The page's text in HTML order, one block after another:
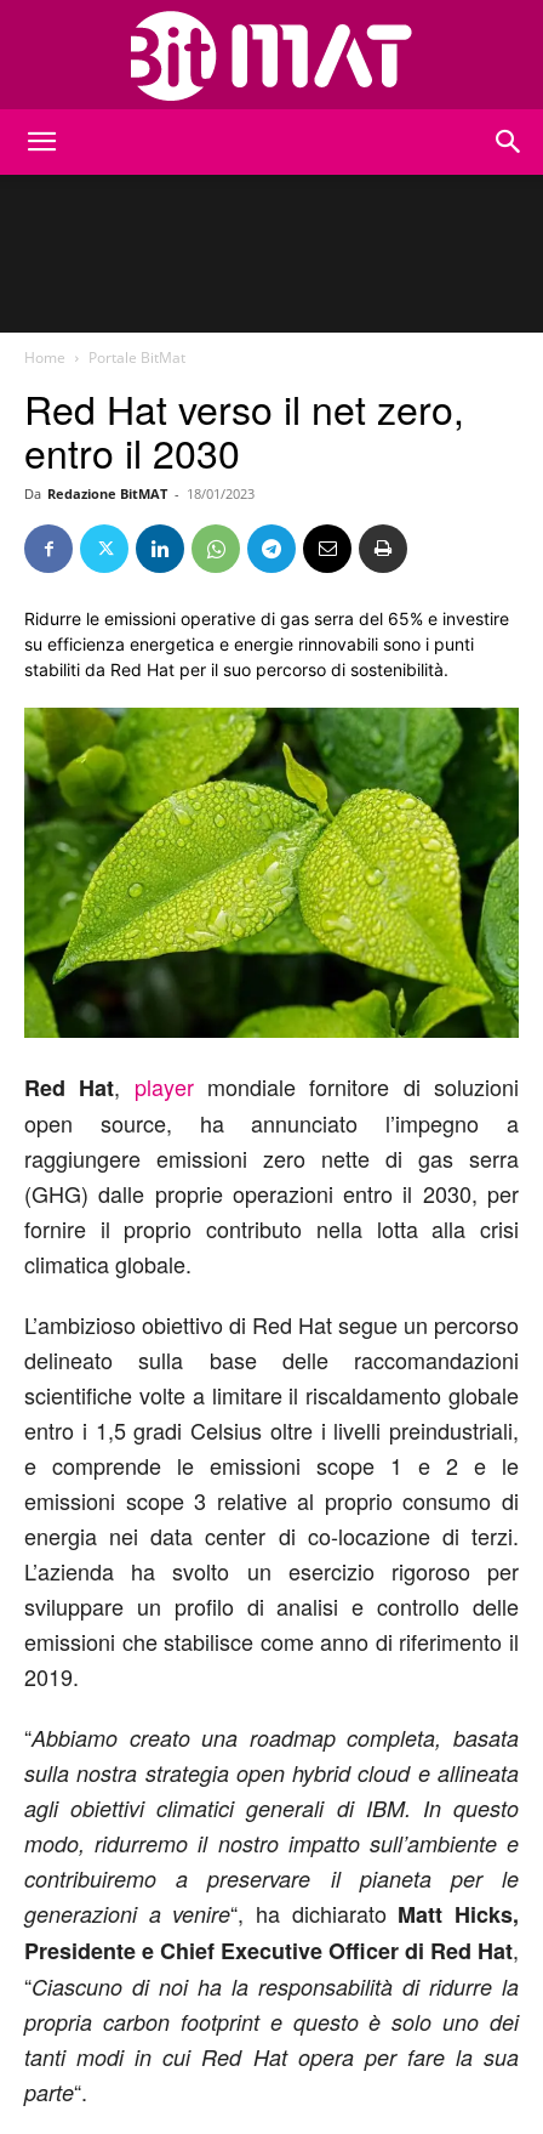
Home Portale BitMat
Red Hat verso il net zero,
entro il 2030
Da Redazione BitMAT - 18/01/2023
Ridurre le emissioni operative di gas serra del 65% e investire
su efficienza energetica e energie rinnovabili sono i punti
stabiliti da Red Hat per il suo percorso di sostenibilità.
Red Hat, playermondiale fornitore di soluzioni
open source, ha annunciato l’impegno a
raggiungere emissioni zero nette di gas serra
(GHG) dalle proprie operazioni entro il 2030, per
fornire il proprio contributo nella lotta alla crisi
climatica globale.
L’ambizioso obiettivo di Red Hat segue un percorso
delineato sulla base delle raccomandazioni
scientifiche volte a limitare il riscaldamento globale
entro i 1,5 gradi Celsius oltre i livelli preindustriali,
e comprende le emissioni scope 1 e 2 e le
emissioni scope 3 relative al proprio consumo di
energia nei data center di co-locazione di terzi.
L’azienda ha svolto un esercizio rigoroso per
sviluppare un profilo di analisi e controllo delle
emissioni che stabilisce come anno di riferimento il
2019.
“Abbiamo creato una roadmap completa, basata
sulla nostra strategia open hybrid cloud e allineata
agli obiettivi climatici generali di IBM. In questo
modo, ridurremo il nostro impatto sull’ambiente e
contribuiremo a preservare il pianeta per le
generazioni a venire“, ha dichiarato Matt Hicks,
Presidente e Chief Executive Officer di Red Hat,
“Ciascuno di noi ha la responsabilità di ridurre la
propria carbon footprint e questo è solo uno dei
tanti modi in cui Red Hat opera per fare la sua
parte“.